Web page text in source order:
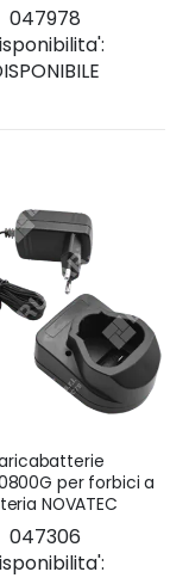
047978
per forbici a
NOVATEC
047306